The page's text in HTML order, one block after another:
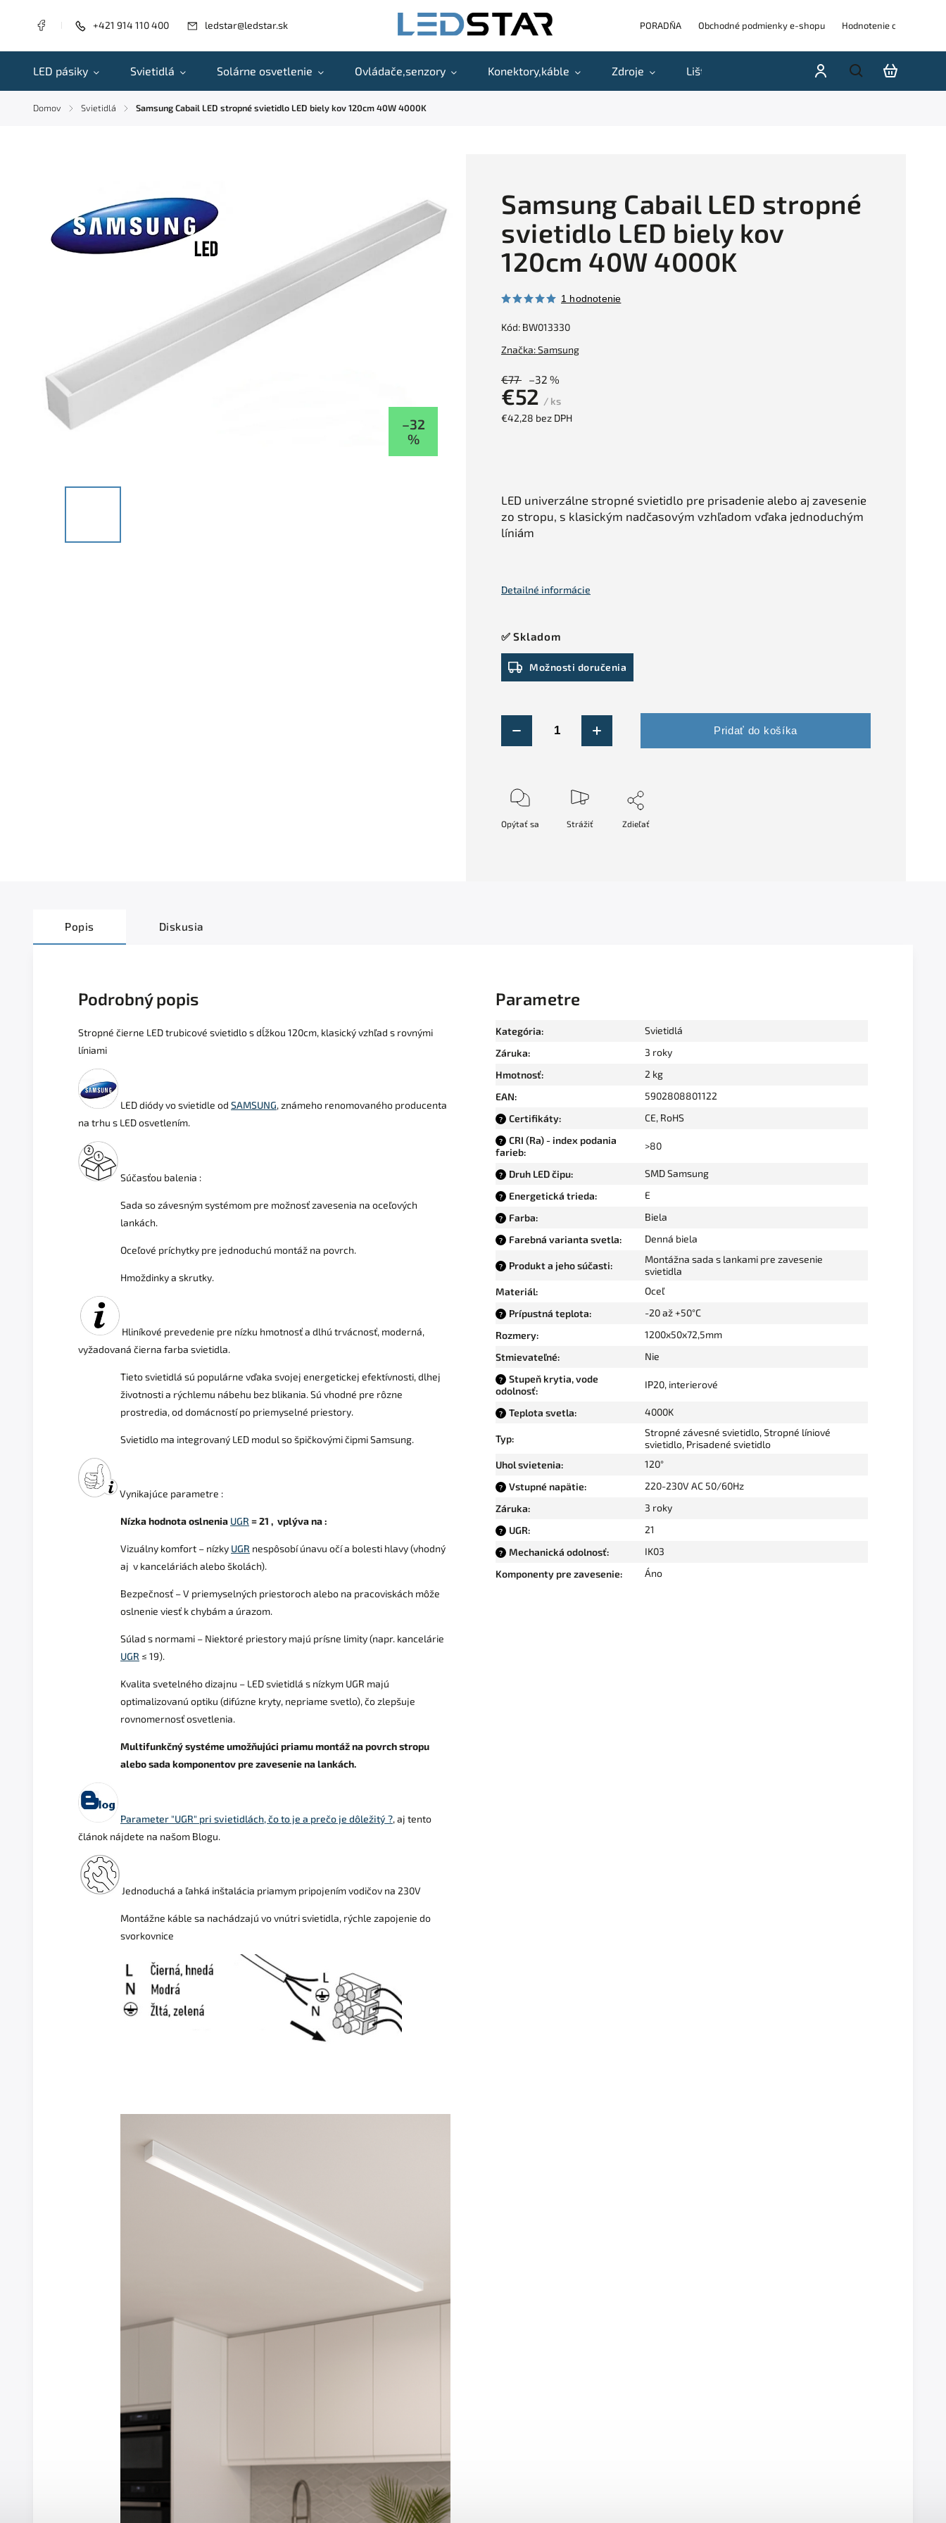
+421 914 110 400 ledstar@ledstar.sk PORADŇA Obchodné podmienky e-shopu Hodnotenie obchodu
LED pásiky Svietidlá Solárne osvetlenie Ovládače,senzory Konektory,káble Zdroje Lišty Akcie a výpredaje Blog
Domov / Svietidlá / Samsung Cabail LED stropné svietidlo LED biely kov 120cm 40W 4000K
–32
%
Samsung Cabail LED stropné
svietidlo LED biely kov
120cm 40W 4000K
1 hodnotenie
Kód: BW013330
Značka:Samsung
€77 –32 %
€52 / ks
€42,28 bez DPH
✅ Skladom
Možnosti doručenia
Pridať do košíka
LED univerzálne stropné svietidlo pre prisadenie alebo aj zavesenie
zo stropu, s klasickým nadčasovým vzhľadom vďaka jednoduchým
líniám
Detailné informácie
Opýtať sa Strážiť Zdieľať
Popis Diskusia
Podrobný popis
Stropné čierne LED trubicové svietidlo s dĺžkou 120cm, klasický vzhľad s rovnými
líniami
LED diódy vo svietidle od SAMSUNG, známeho renomovaného producenta
na trhu s LED osvetlením.
Súčasťou balenia :
Sada so závesným systémom pre možnosť zavesenia na oceľových
lankách.
Oceľové príchytky pre jednoduchú montáž na povrch.
Hmoždinky a skrutky.
Hliníkové prevedenie pre nízku hmotnosť a dlhú trvácnosť, moderná,
vyžadovaná čierna farba svietidla.
Tieto svietidlá sú populárne vďaka svojej energetickej efektívnosti, dlhej
životnosti a rýchlemu nábehu bez blikania. Sú vhodné pre rôzne
prostredia, od domácností po priemyselné priestory.
Svietidlo ma integrovaný LED modul so špičkovými čipmi Samsung.
Vynikajúce parametre :
Nízka hodnota oslnenia UGR = 21 , vplýva na :
Vizuálny komfort – nízky UGR nespôsobí únavu očí a bolesti hlavy (vhodný
aj v kanceláriách alebo školách).
Bezpečnosť – V priemyselných priestoroch alebo na pracoviskách môže
oslnenie viesť k chybám a úrazom.
Súlad s normami – Niektoré priestory majú prísne limity (napr. kancelárie
UGR ≤ 19).
Kvalita svetelného dizajnu – LED svietidlá s nízkym UGR majú
optimalizovanú optiku (difúzne kryty, nepriame svetlo), čo zlepšuje
rovnomernosť osvetlenia.
Multifunkčný systéme umožňujúci priamu montáž na povrch stropu
alebo sada komponentov pre zavesenie na lankách.
Parameter "UGR" pri svietidlách, čo to je a prečo je dôležitý ?, aj tento
článok nájdete na našom Blogu.
Jednoduchá a ľahká inštalácia priamym pripojením vodičov na 230V
Montážne káble sa nachádzajú vo vnútri svietidla, rýchle zapojenie do
svorkovnice
Parametre
Kategória:
Svietidlá
Záruka:
3 roky
Hmotnosť:
2 kg
EAN: 5902808801122
? Certifikáty: CE, RoHS
?
CRI (Ra) - index podania
farieb:
>80
? Druh LED čipu: SMD Samsung
? Energetická trieda: E
? Farba: Biela
? Farebná varianta svetla: Denná biela
? Produkt a jeho súčasti:
Montážna sada s lankami pre zavesenie
svietidla
Materiál: Oceľ
? Prípustná teplota:
-20 až +50°C
Rozmery:
1200x50x72,5mm
Stmievateľné: Nie
?
Stupeň krytia, vode
odolnosť:
IP20, interierové
? Teplota svetla: 4000K
Typ:
Stropné závesné svietidlo,Stropné líniové
svietidlo, Prisadené svietidlo
Uhol svietenia: 120°
? Vstupné napätie:
220-230V AC 50/60Hz
Záruka: 3 roky
? UGR: 21
? Mechanická odolnosť:
IK03
Komponenty pre zavesenie: Áno